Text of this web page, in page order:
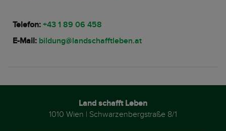
Telefon: +43 1 89 06 458
E-Mail: bildung@landschafftleben.at
Land schafft Leben
1010 Wien | Schwarzenbergstraße 8/1